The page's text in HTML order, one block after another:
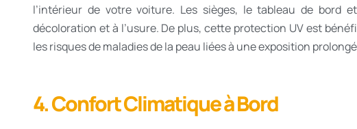
l’intérieur de votre voiture. Les sièges, le tableau de bord
décoloration et à l’usure. De plus, cette protection UV est
les risques de maladies de la peau liées à une exposition
4. Confort Climatique à Bord